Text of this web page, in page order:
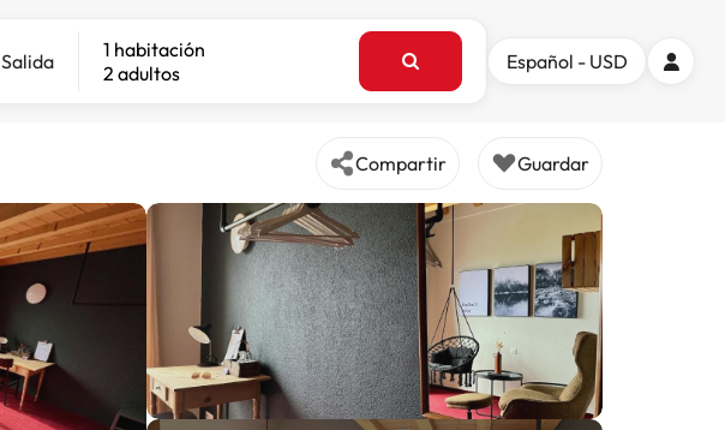
Salida
1 habitación
2 adultos
Español - USD
Compartir Guardar